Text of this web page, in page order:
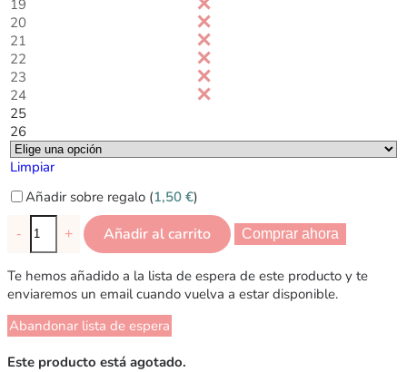
19
20
21
22
23
24
25
26
Limpiar
Añadir sobre regalo (1,50 €)
- + Añadir al carrito Comprar ahora
Te hemos añadido a la lista de espera de este producto y te
enviaremos un email cuando vuelva a estar disponible.
Abandonar lista de espera
Este producto está agotado.